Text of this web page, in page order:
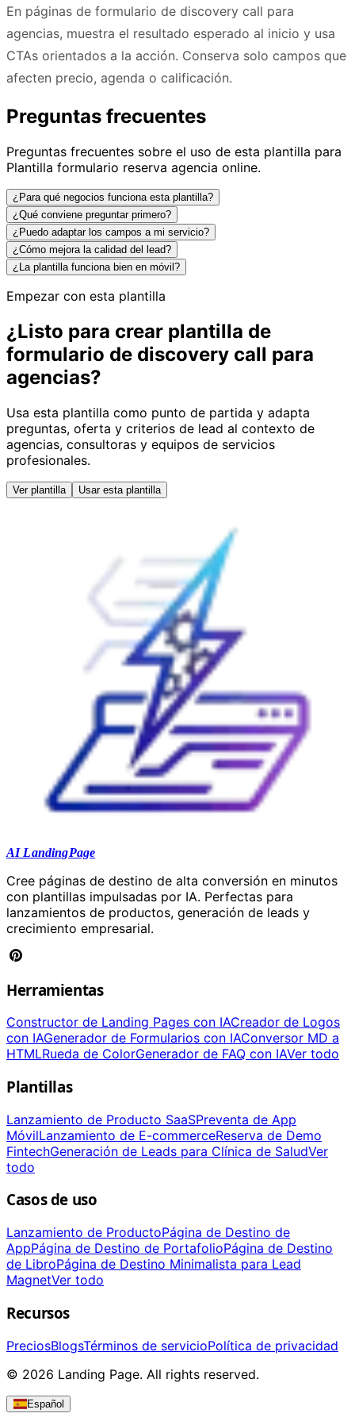
En páginas de formulario de discovery call para
agencias, muestra el resultado esperado al inicio y usa
CTAs orientados a la acción. Conserva solo campos que
afecten precio, agenda o calificación.
Preguntas frecuentes
Preguntas frecuentes sobre el uso de esta plantilla para
Plantilla formulario reserva agencia online.
¿Para qué negocios funciona esta plantilla?
¿Qué conviene preguntar primero?
¿Puedo adaptar los campos a mi servicio?
¿Cómo mejora la calidad del lead?
¿La plantilla funciona bien en móvil?
Empezar con esta plantilla
¿Listo para crear plantilla de
formulario de discovery call para
agencias?
Usa esta plantilla como punto de partida y adapta
preguntas, oferta y criterios de lead al contexto de
agencias, consultoras y equipos de servicios
profesionales.
Ver plantilla Usar esta plantilla
AI LandingPage
Cree páginas de destino de alta conversión en minutos
con plantillas impulsadas por IA. Perfectas para
lanzamientos de productos, generación de leads y
crecimiento empresarial.
Herramientas
Constructor de Landing Pages con IACreador de Logos
con IAGenerador de Formularios con IAConversor MD a
HTMLRueda de ColorGenerador de FAQ con IAVer todo
Plantillas
Lanzamiento de Producto SaaSPreventa de App
MóvilLanzamiento de E-commerceReserva de Demo
FintechGeneración de Leads para Clínica de SaludVer
todo
Casos de uso
Lanzamiento de ProductoPágina de Destino de
AppPágina de Destino de PortafolioPágina de Destino
de LibroPágina de Destino Minimalista para Lead
MagnetVer todo
Recursos
PreciosBlogsTérminos de servicioPolítica de privacidad
© 2026 Landing Page. All rights reserved.
Español